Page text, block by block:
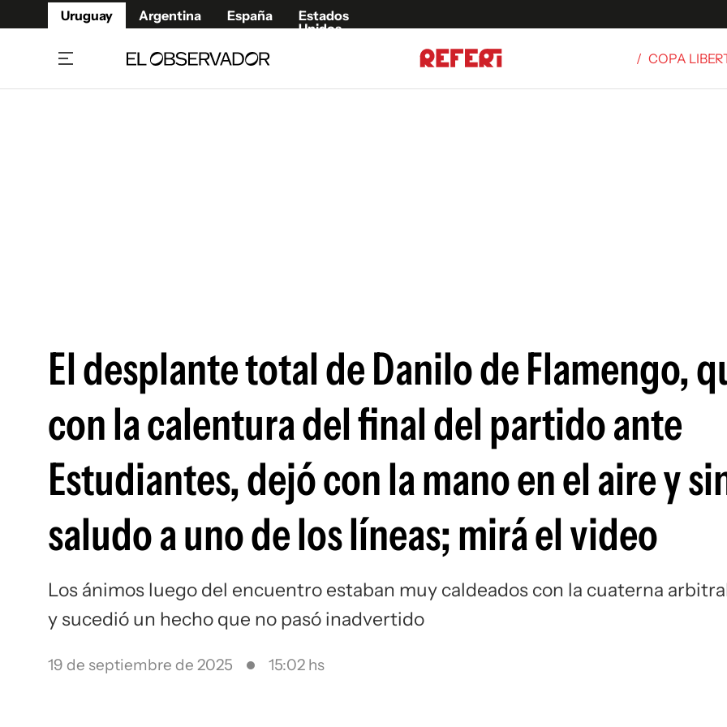
Uruguay Argentina España
Estados
Unidos
/ COPA
El desplante total de Danilo de Flamengo,
con la calentura del final del partido ante
Estudiantes, dejó con la mano en el aire y
saludo a uno de los líneas; mirá el video
Los ánimos luego del encuentro estaban muy caldeados con la cuaterna
y sucedió un hecho que no pasó inadvertido
19 de septiembre de 2025 15:02 hs